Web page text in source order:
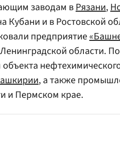
заводам вРязани,
Кубани и в Ростовской
предприятие
области.
, а также
и Пермском крае.